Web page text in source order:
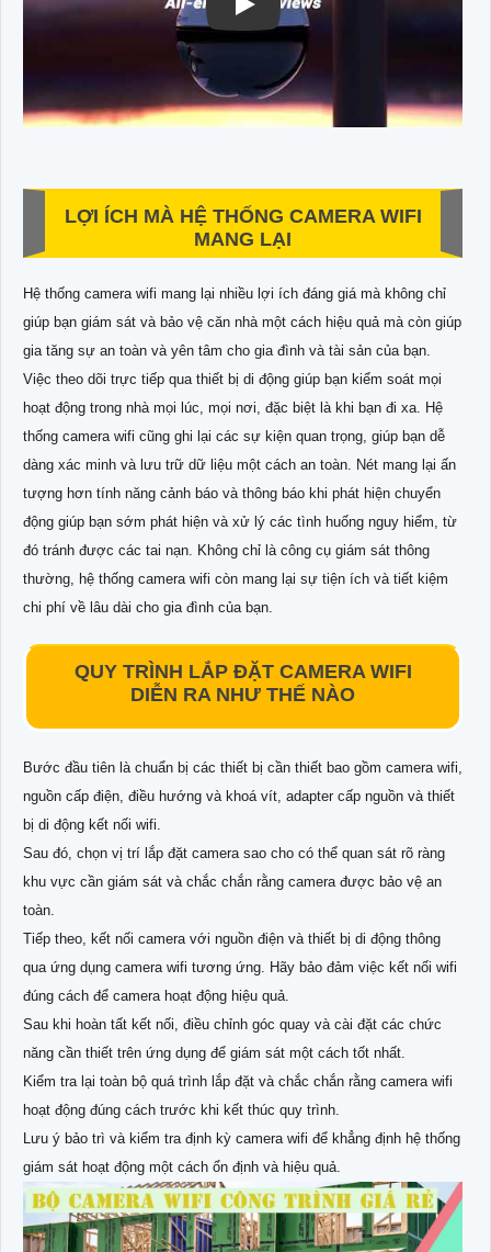
LỢI ÍCH MÀ HỆ THỐNG CAMERA WIFI
MANG LẠI
Hệ thống camera wifi mang lại nhiều lợi ích đáng giá mà không chỉ
giúp bạn giám sát và bảo vệ căn nhà một cách hiệu quả mà còn giúp
gia tăng sự an toàn và yên tâm cho gia đình và tài sản của bạn.
Việc theo dõi trực tiếp qua thiết bị di động giúp bạn kiểm soát mọi
hoạt động trong nhà mọi lúc, mọi nơi, đặc biệt là khi bạn đi xa. Hệ
thống camera wifi cũng ghi lại các sự kiện quan trọng, giúp bạn dễ
dàng xác minh và lưu trữ dữ liệu một cách an toàn. Nét mang lại ấn
tượng hơn tính năng cảnh báo và thông báo khi phát hiện chuyển
động giúp bạn sớm phát hiện và xử lý các tình huống nguy hiểm, từ
đó tránh được các tai nạn. Không chỉ là công cụ giám sát thông
thường, hệ thống camera wifi còn mang lại sự tiện ích và tiết kiệm
chi phí về lâu dài cho gia đình của bạn.
QUY TRÌNH LẮP ĐẶT CAMERA WIFI
DIỄN RA NHƯ THẾ NÀO
Bước đầu tiên là chuẩn bị các thiết bị cần thiết bao gồm camera wifi,
nguồn cấp điện, điều hướng và khoá vít, adapter cấp nguồn và thiết
bị di động kết nối wifi.
Sau đó, chọn vị trí lắp đặt camera sao cho có thể quan sát rõ ràng
khu vực cần giám sát và chắc chắn rằng camera được bảo vệ an
toàn.
Tiếp theo, kết nối camera với nguồn điện và thiết bị di động thông
qua ứng dụng camera wifi tương ứng. Hãy bảo đảm việc kết nối wifi
đúng cách để camera hoạt động hiệu quả.
Sau khi hoàn tất kết nối, điều chỉnh góc quay và cài đặt các chức
năng cần thiết trên ứng dụng để giám sát một cách tốt nhất.
Kiểm tra lại toàn bộ quá trình lắp đặt và chắc chắn rằng camera wifi
hoạt động đúng cách trước khi kết thúc quy trình.
Lưu ý bảo trì và kiểm tra định kỳ camera wifi để khẳng định hệ thống
giám sát hoạt động một cách ổn định và hiệu quả.